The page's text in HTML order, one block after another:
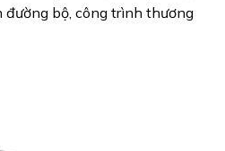
đường bộ, công trình thương